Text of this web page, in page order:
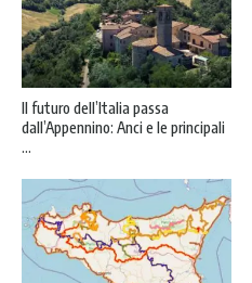
Il futuro dell’Italia passa
dall’Appennino: Anci e le principali
...